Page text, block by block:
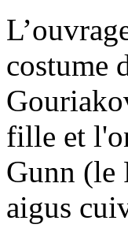
costume
fille et
Gunn (le
aigus